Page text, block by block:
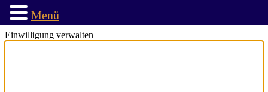
Einwilligung verwalten
Menü